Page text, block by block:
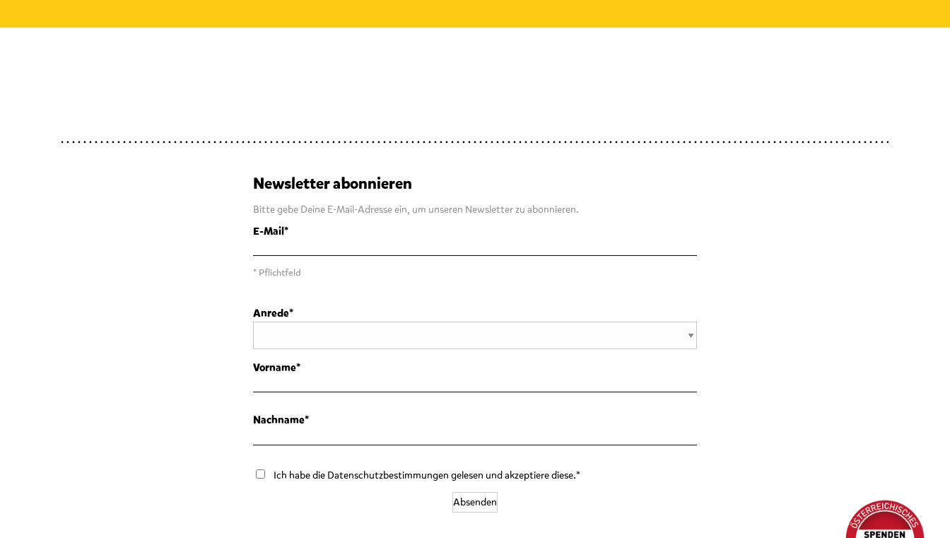
Newsletter abonnieren
Bitte gebe Deine E-Mail-Adresse ein, um unseren Newsletter zu abonnieren.
E-Mail
* Pflichtfeld
Anrede
Vorname
Nachname
Ich habe die Datenschutzbestimmungen gelesen und akzeptiere diese.*
Absenden